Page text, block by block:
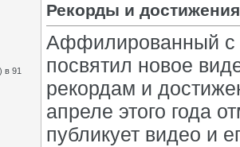
в 91
Рекорды и
Аффилированный с
посвятил новое
рекордам и
апреле этого года
публикует видео и